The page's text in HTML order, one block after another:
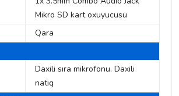
Mikro SD kart oxuyucusu
Qara
Daxili sıra mikrofonu. Daxili
natiq